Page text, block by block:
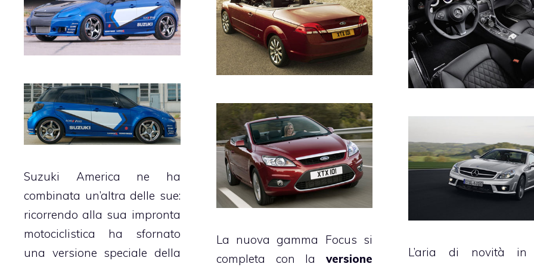
Suzuki America ne ha
combinata un’altra delle sue:
ricorrendo alla sua impronta
motociclistica ha sfornato
una versione speciale della
La nuova gamma Focus si
completa con laversione
L’aria di novità in